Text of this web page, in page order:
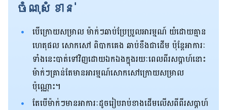
ចំណុសំខាន់
បើក្រោយសម្រាល ម៉ាក់ៗឆាប់ប្រែប្រួលអារម្មណ៍ យំដោយគ្មាន
ហេតុផល សោកសៅ ពិបាកគេង ឆាប់ខឹងជាដើម ប៉ុន្តែអាការៈ
ទាំងនេះ​បាត់ទៅវិញ​ដោយឯកឯង​ក្នុងរយៈពេល​ពីរ​សប្តាហ៍នោះ
ម៉ាក់ៗគ្រាន់តែមានអារម្មណ៍សោកសៅក្រោយសម្រាល
ប៉ុណ្ណោះ។
តែបើម៉ាក់ៗមានអាការៈដូចរៀបរាប់ខាងដើមលើសពីពីរសប្តាហ៍